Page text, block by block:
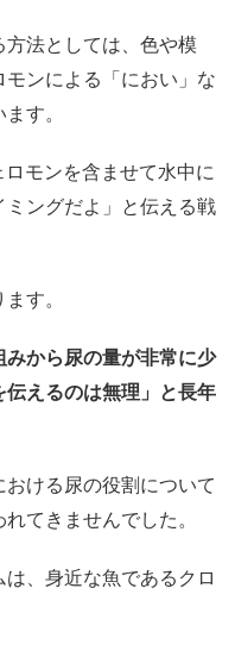
法としては、色や模
ンによる「におい」な
す。
モンを含ませて水中に
ングだよ」と伝える戦
す。
から尿の量が非常に少
えるのは無理」と長年
ける尿の役割について
てきませんでした。
、身近な魚であるクロ